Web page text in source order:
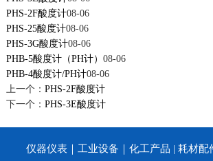
PHS-2F酸度计08-06
PHS-25酸度计08-06
PHS-3G酸度计08-06
PHB-5酸度计（PH计） 08-06
PHB-4酸度计/PH计08-06
上一个： PHS-2F酸度计
下一个： PHS-3E酸度计
仪器仪表｜工业设备｜化工产品 | 耗材配